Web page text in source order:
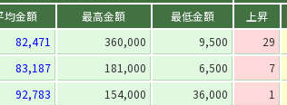
均金額 最高金額 最低金額 上昇
82,471 360,000 9,500 29
83,187 181,000 6,500 7
92,783 154,000 36,000 1